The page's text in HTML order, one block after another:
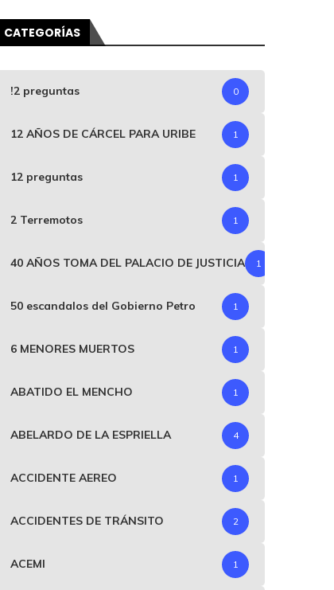
CATEGORÍAS
!2 preguntas 0
12 AÑOS DE CÁRCEL PARA URIBE 1
12 preguntas 1
2 Terremotos 1
40 AÑOS TOMA DEL PALACIO DE JUSTICIA 1
50 escandalos del Gobierno Petro 1
6 MENORES MUERTOS 1
ABATIDO EL MENCHO 1
ABELARDO DE LA ESPRIELLA 4
ACCIDENTE AEREO 1
ACCIDENTES DE TRÁNSITO 2
ACEMI 1